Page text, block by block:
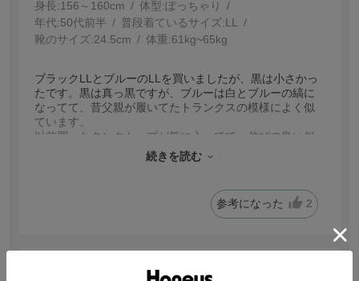
身長:156～160cm 体型:ぽっちゃり
年代:50代前半 普段着ているサイズ:LL
靴のサイズ:24.5cm 体重:61kg~65kg
ブラックLLとブルーのLLを買いましたが、黒は小さかっ
たです。黒は真っ黒ですが、ブルーは白とブルーの縞に
なってて、昔父親が履いてたトランクスの模様によく似
ています。
以前買ったタンクトップが気に入ってて、伸びの良い似
た商品を探していたのですが。
沢山着るとは思いますが、思ってたのとはちがったので
続きを読む
参考になった 2